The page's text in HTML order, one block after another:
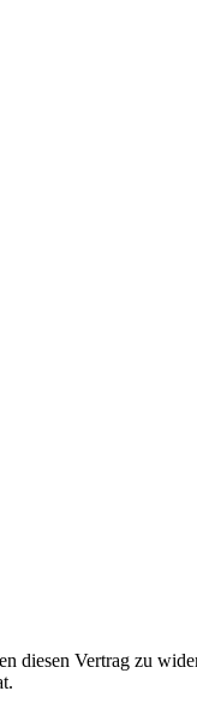
diesen Vertrag zu